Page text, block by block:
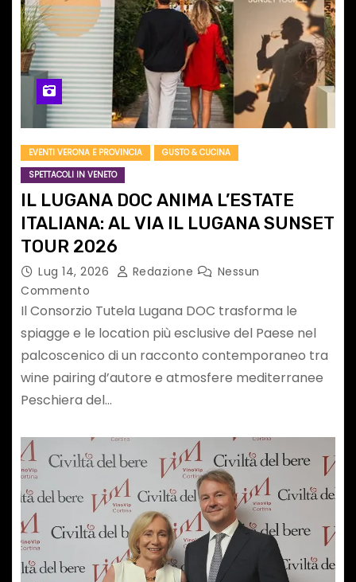
EVENTI VERONA E PROVINCIA
GUSTO & CUCINA
SPETTACOLI IN VENETO
IL LUGANA DOC ANIMA L’ESTATE
ITALIANA: AL VIA IL LUGANA SUNSET
TOUR 2026
Lug 14, 2026 Redazione
Nessun
Commento
Il Consorzio Tutela Lugana DOC trasforma le
spiagge e le location più esclusive del Paese nel
palcoscenico di un racconto contemporaneo tra
wine pairing d’autore e atmosfere mediterranee
Peschiera del…